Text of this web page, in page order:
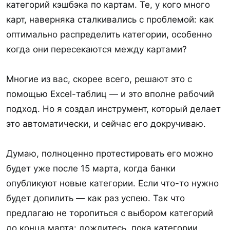
предзаполненные карты, где все уже
указано и настроено.
В одном месте вы увидите все свои
категории кэшбэка, а также остаток кэшбэка
позволяет быстро находить нужные
категории и карты. Вы также сможете
отслеживать реальный заработанный кэшбэк
за месяц — как по каждой карте, так и в
Вот прямые ссылки чтобы не искать:
Rustore -
https://www.rustore.ru/catalog/app/com.cashbackm
ax.app
категорий кэшбэка по картам. Те, у кого много
карт, наверняка сталкивались с проблемой: как
оптимально распределить категории, особенно
когда они пересекаются между картами?
Многие из вас, скорее всего, решают это с
помощью Excel-таблиц — и это вполне рабочий
подход. Но я создал инструмент, который делает
это автоматически, и сейчас его докручиваю.
Думаю, полноценно протестировать его можно
будет уже после 15 марта, когда банки
опубликуют новые категории. Если что-то нужно
будет допилить — как раз успею. Так что
предлагаю не торопиться с выбором категорий
до конца марта: дождитесь, пока категории